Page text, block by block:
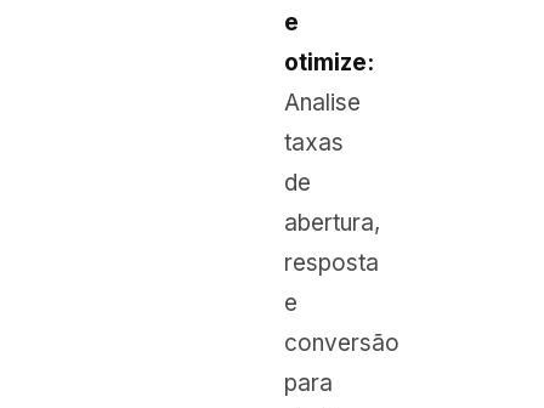
e
otimize:
Analise
taxas
de
abertura,
resposta
e
conversão
para